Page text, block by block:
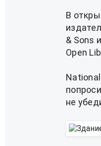
В
& Sons
Open
не